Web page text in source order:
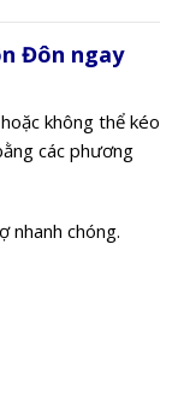
Đôn ngay
không thể kéo
các phương
nhanh chóng.